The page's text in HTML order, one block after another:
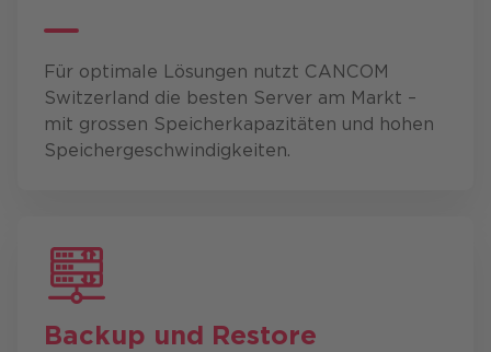
Für optimale Lösungen nutzt CANCOM
Switzerland die besten Server am Markt –
mit grossen Speicherkapazitäten und hohen
Speicher­geschwindig­keiten.
Backup und Restore